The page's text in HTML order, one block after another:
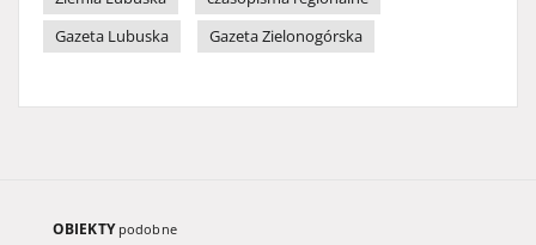
Gazeta Lubuska
Gazeta Zielonogórska
OBIEKTY podobne